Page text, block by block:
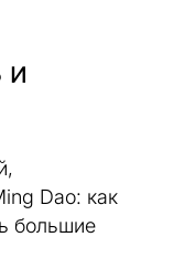
и
Dao: как
большие